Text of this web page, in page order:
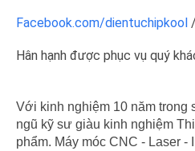
Facebook.com/dientuchipkool /
Hân hạnh được phục vụ quý
Với kinh nghiệm 10 năm trong
ngũ kỹ sư giàu kinh nghiệm
phẩm. Máy móc CNC - Laser -